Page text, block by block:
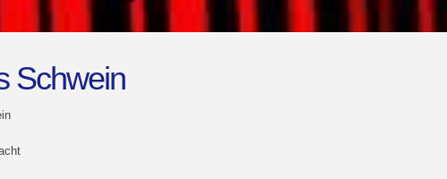
Schwein